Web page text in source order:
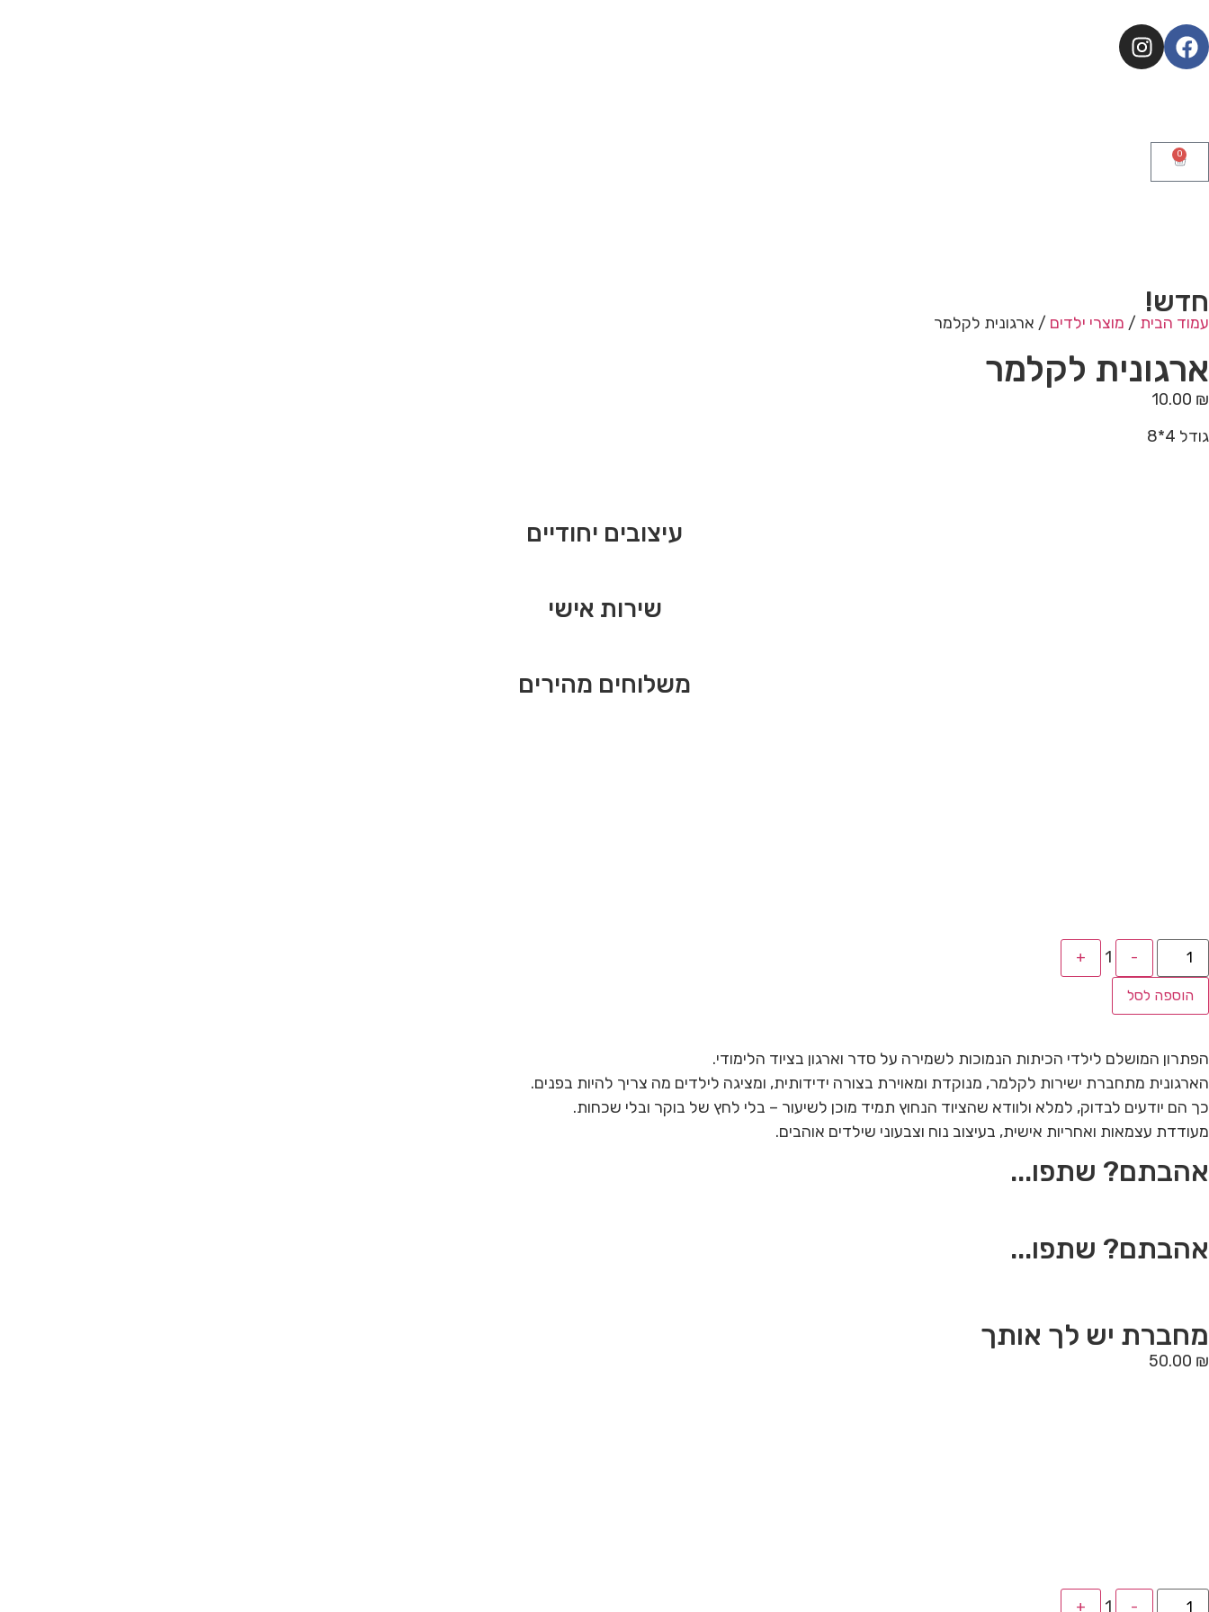
0
חדש!
עמוד הבית / מוצרי ילדים / ארגונית לקלמר
ארגונית לקלמר
10.00 ₪
גודל 4*8
עיצובים יחודיים
שירות אישי
משלוחים מהירים
-
1
+
הוספה לסל
הפתרון המושלם לילדי הכיתות הנמוכות לשמירה על סדר וארגון בציוד הלימודי.
הארגונית מתחברת ישירות לקלמר, מנוקדת ומאוירת בצורה ידידותית, ומציגה לילדים מה צריך להיות בפנים.
כך הם יודעים לבדוק, למלא ולוודא שהציוד הנחוץ תמיד מוכן לשיעור – בלי לחץ של בוקר ובלי שכחות.
מעודדת עצמאות ואחריות אישית, בעיצוב נוח וצבעוני שילדים אוהבים.
אהבתם? שתפו...
אהבתם? שתפו...
מחברת יש לך אותך
50.00 ₪
-
1
+